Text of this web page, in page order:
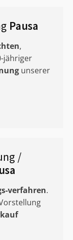
Pausa
,
jähriger
unserer
/
verfahren.